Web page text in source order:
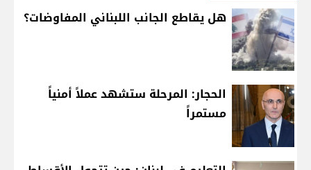
هل يقاطع الجانب اللبناني المفاوضات؟
الحجار: المرحلة ستشهد عملاً أمنياً
مستمراً